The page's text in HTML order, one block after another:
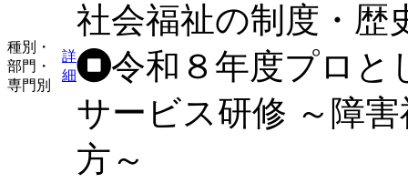
種別・
部門・
専門別
詳
細
社会福祉の制度・歴
令和８年度プロと
サービス研修 ～障
方～